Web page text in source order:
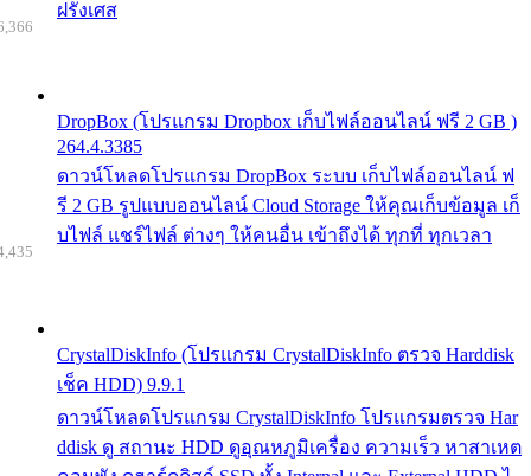
ฝรั่งเศส
DropBox (โปรแกรม Dropbox เก็บไฟล์ออนไลน์ ฟรี 2 GB )
264.4.3385
ดาวน์โหลดโปรแกรม DropBox ระบบ เก็บไฟล์ออนไลน์ ฟ
รี 2 GB รูปแบบออนไลน์ Cloud Storage ให้คุณเก็บข้อมูล เก็
บไฟล์ แชร์ไฟล์ ต่างๆ ให้คนอื่น เข้าถึงได้ ทุกที่ ทุกเวลา
CrystalDiskInfo (โปรแกรม CrystalDiskInfo ตรวจ Harddisk
เช็ค HDD) 9.9.1
ดาวน์โหลดโปรแกรม CrystalDiskInfo โปรแกรมตรวจ Har
ddisk ดู สถานะ HDD ดูอุณหภูมิเครื่อง ความเร็ว หาสาเหต